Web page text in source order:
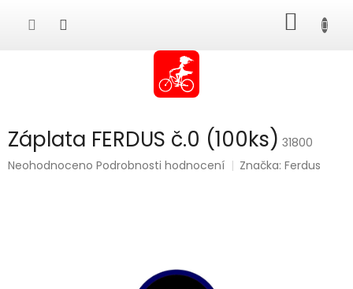
KOŠÍK
Záplata FERDUS č.0 (100ks) 31800
Průměrné
Neohodnoceno Podrobnosti hodnocení Značka:Ferdus